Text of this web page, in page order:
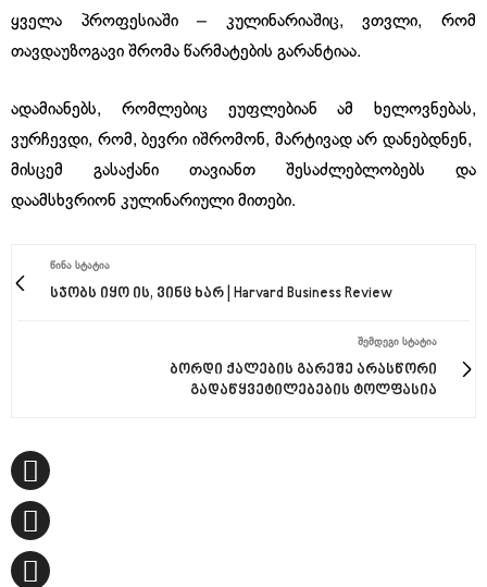
ყველა პროფესიაში – კულინარიაშიც, ვთვლი, რომ
თავდაუზოგავი შრომა წარმატების გარანტიაა.
ადამიანებს, რომლებიც ეუფლებიან ამ ხელოვნებას,
ვურჩევდი, რომ, ბევრი იშრომონ, მარტივად არ დანებდნენ,
მისცემ გასაქანი თავიანთ შესაძლებლობებს და
დაამსხვრიონ კულინარიული მითები.
ᲬᲘᲜᲐ ᲡᲢᲐᲢᲘᲐ
სჯობს იყო ის, ვინც ხარ | Harvard Business Review
ᲨᲔᲛᲓᲔᲒᲘ ᲡᲢᲐᲢᲘᲐ
ბორდი ქალების გარეშე არასწორი
გადაწყვეტილებების ტოლფასია